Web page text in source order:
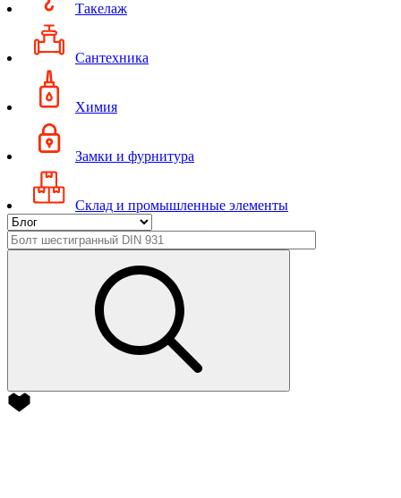
Такелаж
Сантехника
Химия
Замки и фурнитура
Склад и промышленные элементы